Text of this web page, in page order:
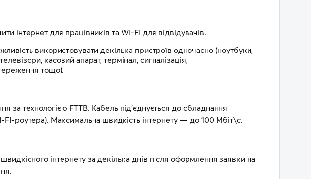
інтернет для працівників та WI-FI для відвідувачів.
використовувати декілька пристроїв одночасно (ноутбуки,
касовий апарат, термінал, сигналізація,
тощо).
за технологією FTTB. Кабель під’єднується до обладнання
FI-роутера). Максимальна швидкість інтернету — до 100 Мбіт\с.
інтернету за декілька днів після оформлення заявки на